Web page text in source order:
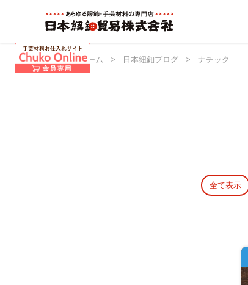
日本紐釦 ホーム > 日本紐釦ブログ > ナチック
全て表示